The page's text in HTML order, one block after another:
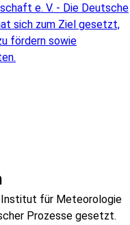
Institut für Meteorologie
Prozesse gesetzt.